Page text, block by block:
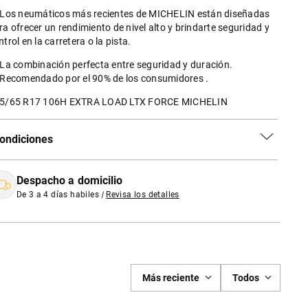
neumáticos más recientes de MICHELIN están diseñadas
ofrecer un rendimiento de nivel alto y brindarte seguridad y
en la carretera o la pista.
combinación perfecta entre seguridad y duración.
por el 90% de los consumidores .
65 R17 106H EXTRA LOAD LTX FORCE MICHELIN
Despacho a domicilio
De 3 a 4 días habiles | Revisa los detalles
Más reciente Todos